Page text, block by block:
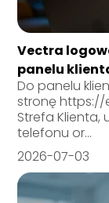
Vectra
panelu
Do panelu
stronę https://
Strefa Klienta,
telefonu or...
2026-07-03